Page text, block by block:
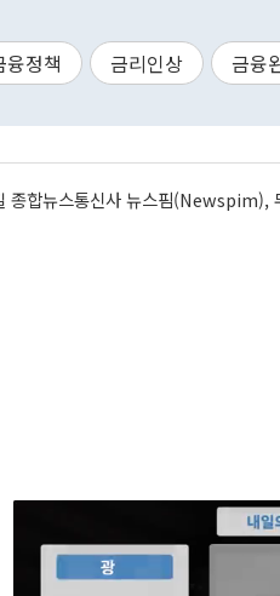
융정책 금리인상 금융
종합뉴스통신사 뉴스핌(Newspim),